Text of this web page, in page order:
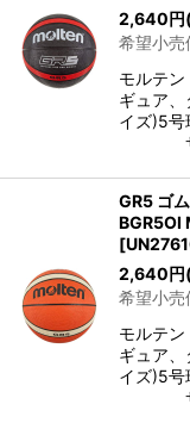
2,640円
希望小売
モルテ
ギュア
イズ)5
サイ
GR5 ゴ
BGR5OI
[
2,640円
希望小売
モルテ
ギュア
イズ)5
サイ